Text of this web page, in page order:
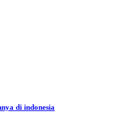
di indonesia